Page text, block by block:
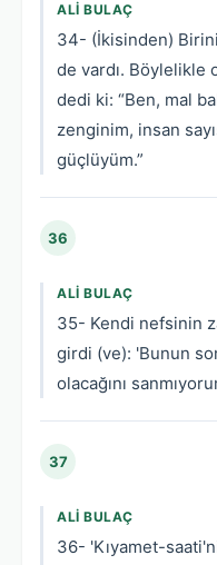
ALI BULAÇ
34- (İkisinden)
de vardı. Böylelikle
dedi ki: “Ben, mal
zenginim, insan
güçlüyüm.”
36
ALI BULAÇ
35- Kendi nefsinin
girdi (ve): 'Bunun
olacağını
37
ALI BULAÇ
36- 'Kıyamet-